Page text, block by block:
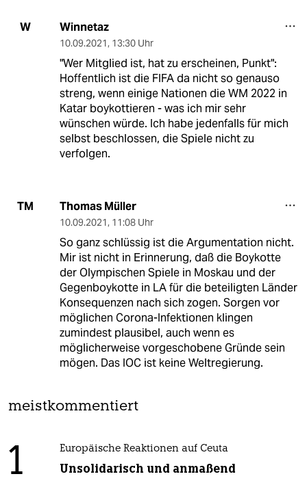
W Winnetaz
10.09.2021, 13:30 Uhr
"Wer Mitglied ist, hat zu erscheinen, Punkt":
Hoffentlich ist die FIFA da nicht so genauso
streng, wenn einige Nationen die WM 2022 in
Katar boykottieren - was ich mir sehr
wünschen würde. Ich habe jedenfalls für mich
selbst beschlossen, die Spiele nicht zu
verfolgen.
TM Thomas Müller
10.09.2021, 11:08 Uhr
So ganz schlüssig ist die Argumentation nicht.
Mir ist nicht in Erinnerung, daß die Boykotte
der Olympischen Spiele in Moskau und der
Gegenboykotte in LA für die beteiligten Länder
Konsequenzen nach sich zogen. Sorgen vor
möglichen Corona-Infektionen klingen
zumindest plausibel, auch wenn es
möglicherweise vorgeschobene Gründe sein
mögen. Das IOC ist keine Weltregierung.
meistkommentiert
1 Europäische Reaktionen auf Ceuta
Unsolidarisch und anmaßend